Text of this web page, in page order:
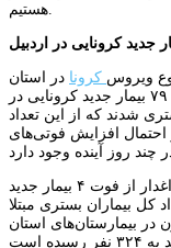
ویروس کرونا در استان
اردبیل پرداخت و گفت: در ۲۴ ساعت گذشته ۷۹ بیمار جدید کرونایی در
شدند که از این تعداد
شده و احتمال افزایش فوتی‌های
وی ضمن ابراز همدردی و تسلیت به خانواده‌های داغدار از فوت ۴ بیمار جدید
کل بیماران بستری مبتلا
در بیمارستان‌های استان